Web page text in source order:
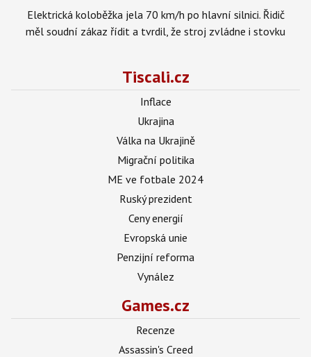
Elektrická koloběžka jela 70 km/h po hlavní silnici. Řidič
měl soudní zákaz řídit a tvrdil, že stroj zvládne i stovku
Tiscali.cz
Inflace
Ukrajina
Válka na Ukrajině
Migrační politika
ME ve fotbale 2024
Ruský prezident
Ceny energií
Evropská unie
Penzijní reforma
Vynález
Games.cz
Recenze
Assassin's Creed